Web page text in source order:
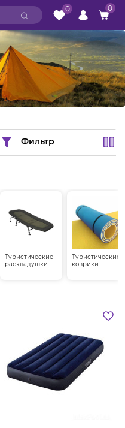
0 0
Фильтр
Туристические
раскладушки
Туристические
коврики